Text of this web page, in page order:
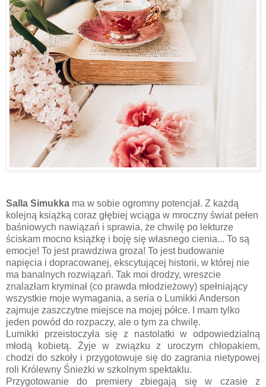
Salla Simukka ma w sobie ogromny potencjał. Z każdą
kolejną książką coraz głębiej wciąga w mroczny świat pełen
baśniowych nawiązań i sprawia, że chwilę po lekturze
ściskam mocno książkę i boję się własnego cienia... To są
emocje! To jest prawdziwa groza! To jest budowanie
napięcia i dopracowanej, ekscytującej historii, w której nie
ma banalnych rozwiązań. Tak moi drodzy, wreszcie
znalazłam kryminał (co prawda młodzieżowy) spełniający
wszystkie moje wymagania, a seria o Lumikki Anderson
zajmuje zaszczytne miejsce na mojej półce. I mam tylko
jeden powód do rozpaczy, ale o tym za chwilę.
Lumikki przeistoczyła się z nastolatki w odpowiedzialną
młodą kobietą. Żyje w związku z uroczym chłopakiem,
chodzi do szkoły i przygotowuje się do zagrania nietypowej
roli Królewny Śnieżki w szkolnym spektaklu.
Przygotowanie do premiery zbiegają się w czasie z